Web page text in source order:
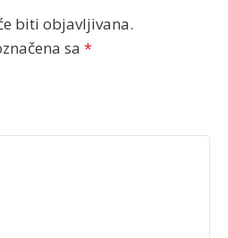
biti objavljivana.
sa *